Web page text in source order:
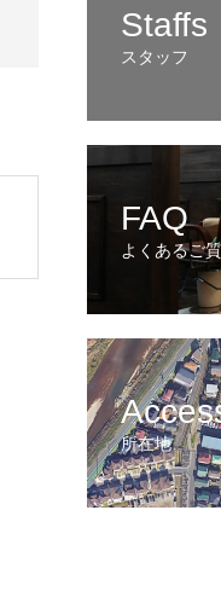
Staffs
スタッフ
FAQ
よくあるご
所在地